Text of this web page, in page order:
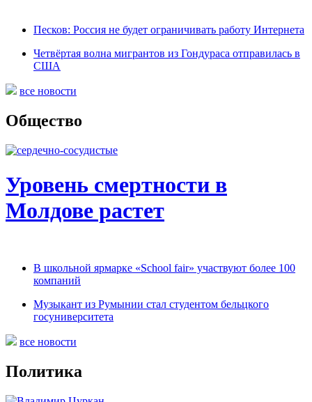
Песков: Россия не будет ограничивать работу Интернета
Четвёртая волна мигрантов из Гондураса отправилась в
США
все новости
Общество
Уровень смертности в
Молдове растет
В школьной ярмарке «School fair» участвуют более 100
компаний
Музыкант из Румынии стал студентом бельцкого
госуниверситета
все новости
Политика